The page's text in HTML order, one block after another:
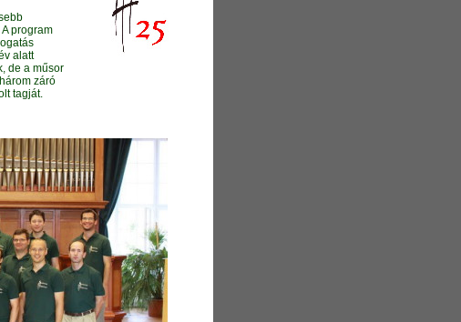
program
alatt
de a műsor
záró
tagját.